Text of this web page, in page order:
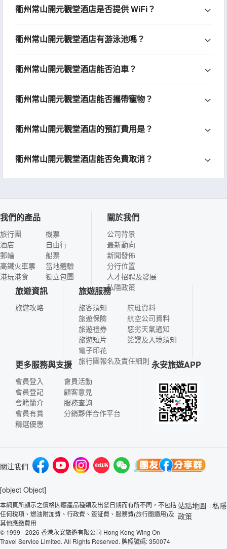
衢州常山開元觀堂酒店是否提供 WiFi？
衢州常山開元觀堂酒店有游泳池嗎？
衢州常山開元觀堂酒店能否泊車？
衢州常山開元觀堂酒店能否攜帶寵物？
衢州常山開元觀堂酒店的預訂費用是？
衢州常山開元觀堂酒店能否免費取消？
我們的產品
旅行團
酒店
郵輪
高鐵火車票
港玩港食
機票
自由行
船票
當地體驗
獨立包團
關於我們
公司背景
最新動向
新聞發佈
分行位置
人才招聘及發展
私隱政策
旅遊資訊
旅遊攻略
旅遊服務
旅客須知
旅遊保險
旅遊禮券
旅遊短片
電子印花
航班資料
航空公司資料
惡劣天氣通知
簽證及入境須知
旅行團報名及責任細則
更多服務與支援
會員登入
會員登記
會籍簡介
會員有賞
精選優惠
會員活動
顧客意見
服務查詢
分銷夥伴合作平台
永安旅遊APP
關注我們
[object Object]
本網頁所顯示之價格因應產品種類及出發日期而有所不同，不包括
任何稅項、燃油附加費、行政費、簽証費、服務費(旅行團適用)及
其他應繳費用
© 1999 - 2026 香港永安旅遊有限公司 Hong Kong Wing On
Travel Service Limited. All Rights Reserved. 牌照號碼: 350074
站點地圖 | 私隱
政策